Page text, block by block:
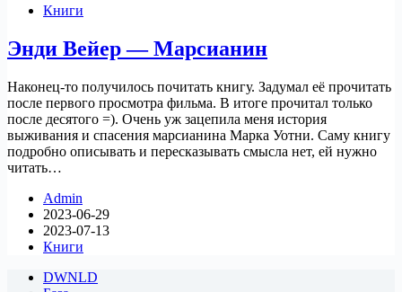
Книги
Энди Вейер — Марсианин
Наконец-то получилось почитать книгу. Задумал её прочитать
после первого просмотра фильма. В итоге прочитал только
после десятого =). Очень уж зацепила меня история
выживания и спасения марсианина Марка Уотни. Саму книгу
подробно описывать и пересказывать смысла нет, ей нужно
читать…
Admin
2023-06-29
2023-07-13
Книги
DWNLD